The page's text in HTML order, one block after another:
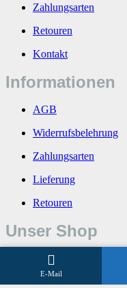
Zahlungsarten
Retouren
Kontakt
Informationen
AGB
Widerrufsbelehrung
Zahlungsarten
Lieferung
Retouren
Unser Shop
Über uns
E-Mail